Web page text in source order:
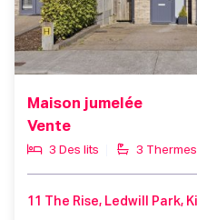
Maison jumelée
Vente
3 Des lits 3 Thermes